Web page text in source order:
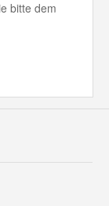
bitte dem